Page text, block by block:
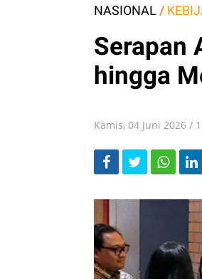
NASIONAL /
Serapan
hingga
Kamis, 04 Juni 2026 /